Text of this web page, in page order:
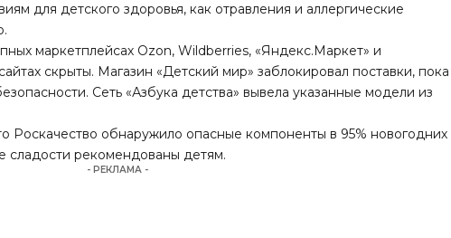
для детского здоровья, как отравления и аллергические
маркетплейсах Ozon, Wildberries, «Яндекс.Маркет» и
скрыты. Магазин «Детский мир» заблокировал поставки, пока
Сеть «Азбука детства» вывела указанные модели из
Роскачество обнаружило опасные компоненты в 95% новогодних
сладости рекомендованы детям.
- РЕКЛАМА -